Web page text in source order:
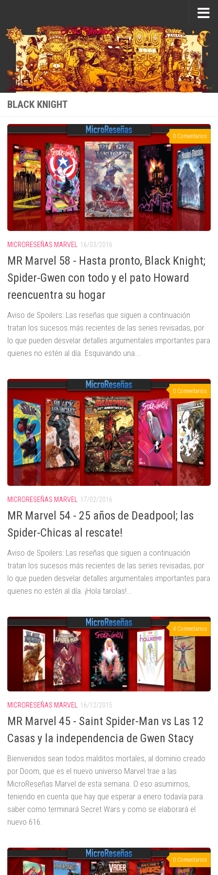
BLACK KNIGHT
0 Comentarios
MICRORESEÑAS MARVEL 16/03/2016
MR Marvel 58 - Hasta pronto, Black Knight;
Spider-Gwen con todo y el pato Howard
reencuentra su hogar
Aviso de Spoilers: Las reseñas que siguen a continuación
tratan los sucesos más recientes de las series revisadas, por
lo que pueden desvelar detalles argumentales importantes para
quienes no estén al día. Esquivando una...
0 Comentarios
MICRORESEÑAS MARVEL 17/02/2016
MR Marvel 54 - 25 años de Deadpool; las
Spider-Chicas al rescate!
Aviso de Spoilers: Las reseñas que siguen a continuación
tratan los sucesos más recientes de las series revisadas, por
lo que pueden desvelar detalles argumentales importantes para
quienes no estén al día. ¡Hola tarolas!...
4 Comentarios
MICRORESEÑAS MARVEL 16/12/2015
MR Marvel 45 - Saint Spider-Man vs Las 12
Casas y la independencia de Gwen Stacy
Bienvenidos sean todos malditos mortales, al dominio creado
por Doom, que es el nuevo universo Marvel trae a las
MicroReseñas Marvel de esta semana. O eso asumimos,
teniendo en cuenta que hay que esperar a enero todavía para
saber como terminará Secret Wars y como se elaborará el
nuevo 616.
0 Comentarios